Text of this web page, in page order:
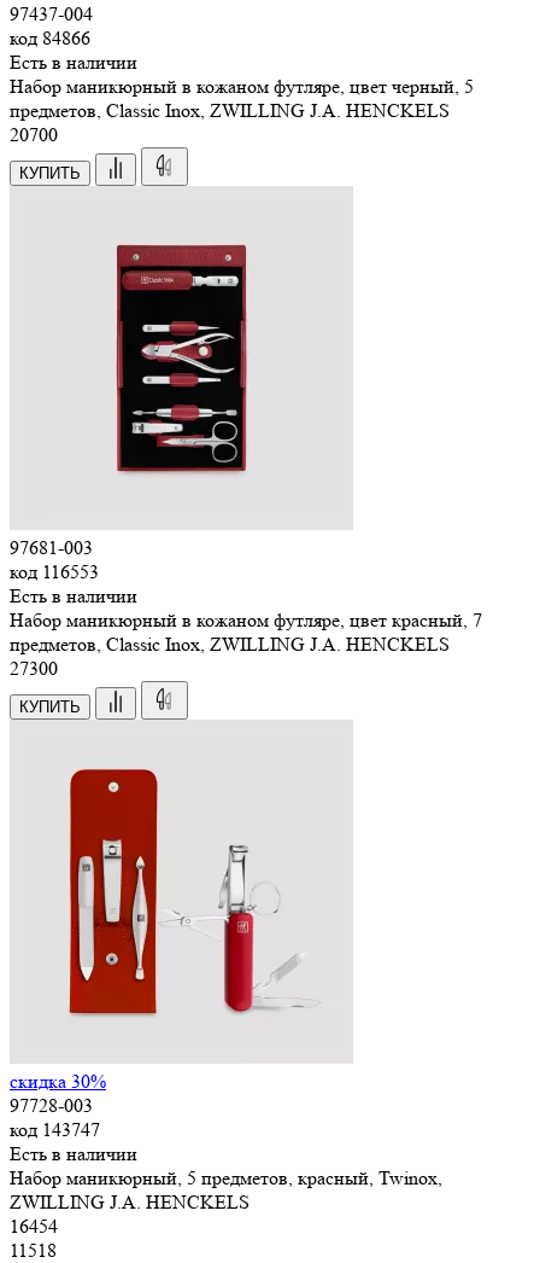
97437-004
код 84866
Есть в наличии
Набор маникюрный в кожаном футляре, цвет черный, 5
предметов, Classic Inox, ZWILLING J.A. HENCKELS
20700
КУПИТЬ
97681-003
код 116553
Есть в наличии
Набор маникюрный в кожаном футляре, цвет красный, 7
предметов, Classic Inox, ZWILLING J.A. HENCKELS
27300
КУПИТЬ
скидка 30%
97728-003
код 143747
Есть в наличии
Набор маникюрный, 5 предметов, красный, Twinox,
ZWILLING J.A. HENCKELS
16454
11518